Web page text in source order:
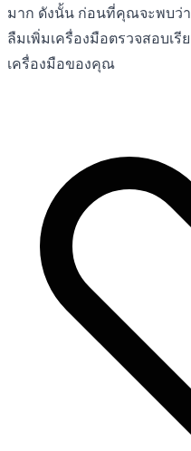
มาก ดังนั้น ก่อนที่คุณจะพบว่
ลืมเพิ่มเครื่องมือตรวจสอบเ
เครื่องมือของคุณ